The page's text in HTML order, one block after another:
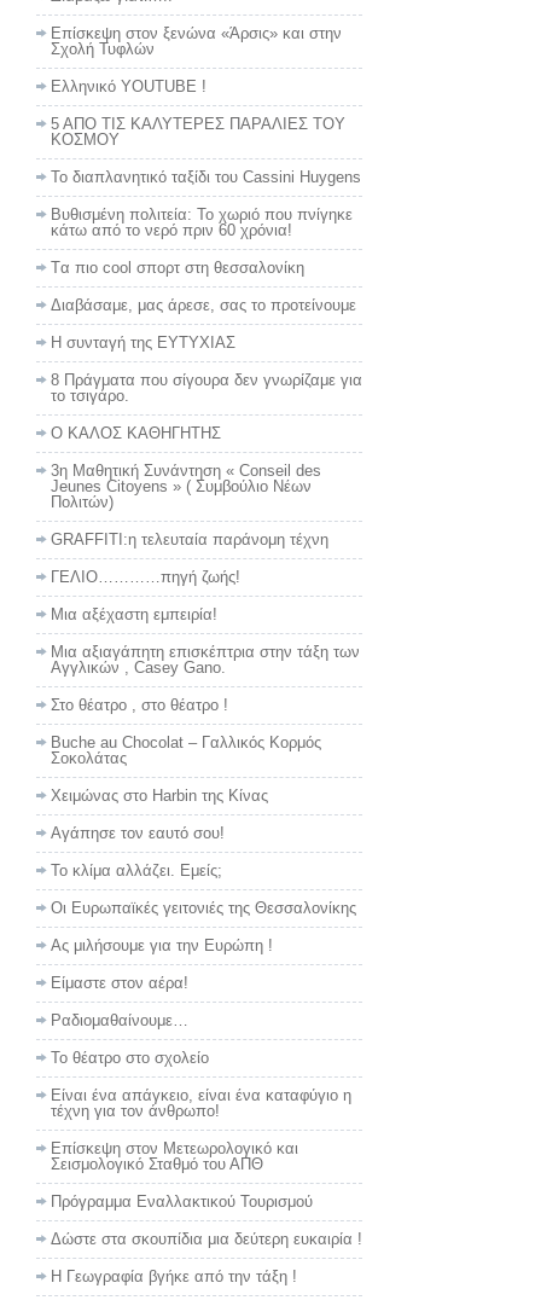
Επίσκεψη στον ξενώνα «Άρσις» και στην
Σχολή Τυφλών
Ελληνικό YOUTUBE !
5 ΑΠΟ ΤΙΣ ΚΑΛΥΤΕΡΕΣ ΠΑΡΑΛΙΕΣ ΤΟΥ
ΚΟΣΜΟΥ
Το διαπλανητικό ταξίδι του Cassini Huygens
Βυθισμένη πολιτεία: Το χωριό που πνίγηκε
κάτω από το νερό πριν 60 χρόνια!
Tα πιο cool σπορτ στη θεσσαλονίκη
Διαβάσαμε, μας άρεσε, σας το προτείνουμε
Η συνταγή της ΕΥΤΥΧΙΑΣ
8 Πράγματα που σίγουρα δεν γνωρίζαμε για
το τσιγάρο.
Ο ΚΑΛΟΣ ΚΑΘΗΓΗΤΗΣ
3η Μαθητική Συνάντηση « Conseil des
Jeunes Citoyens » ( Συμβούλιο Νέων
Πολιτών)
GRAFFITI:η τελευταία παράνομη τέχνη
ΓΕΛΙΟ…………πηγή ζωής!
Μια αξέχαστη εμπειρία!
Μια αξιαγάπητη επισκέπτρια στην τάξη των
Αγγλικών , Casey Gano.
Στο θέατρο , στο θέατρο !
Buche au Chocolat – Γαλλικός Κορμός
Σοκολάτας
Χειμώνας στο Harbin της Κίνας
Αγάπησε τον εαυτό σου!
Το κλίμα αλλάζει. Εμείς;
Οι Ευρωπαϊκές γειτονιές της Θεσσαλονίκης
Ας μιλήσουμε για την Ευρώπη !
Είμαστε στον αέρα!
Ραδιομαθαίνουμε…
Το θέατρο στο σχολείο
Είναι ένα απάγκειο, είναι ένα καταφύγιο η
τέχνη για τον άνθρωπο!
Επίσκεψη στον Μετεωρολογικό και
Σεισμολογικό Σταθμό του ΑΠΘ
Πρόγραμμα Εναλλακτικού Τουρισμού
Δώστε στα σκουπίδια μια δεύτερη ευκαιρία !
Η Γεωγραφία βγήκε από την τάξη !